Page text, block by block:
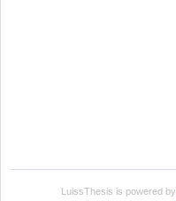
LuissThesis is powered by